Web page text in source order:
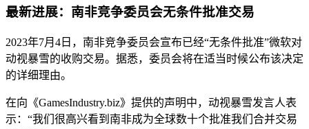
最新进展：南非竞争委员会无条件批准交易
2023年7月4日，南非竞争委员会宣布已经“无条件批准”微软对
动视暴雪的收购交易。据悉，委员会将在适当时候公布该决定
的详细理由。
在向《GamesIndustry.biz》提供的声明中，动视暴雪发言人表
示：“我们很高兴看到南非成为全球数十个批准我们合并交易